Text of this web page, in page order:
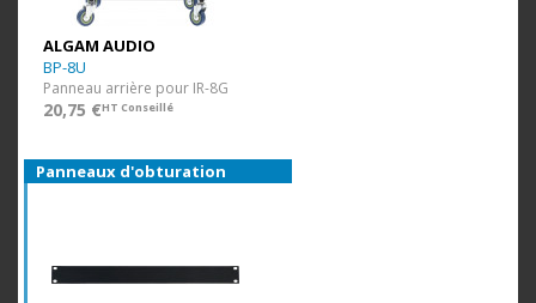
ALGAM AUDIO
BP-8U
Panneau arrière pour IR-8G
20,75 €HT Conseillé
Panneaux d'obturation